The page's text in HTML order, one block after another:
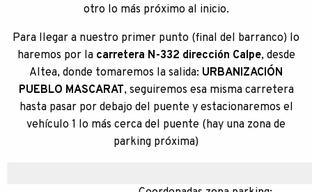
otro lo más próximo al inicio.
Para llegar a nuestro primer punto (final del barranco) lo
haremos por la carretera N-332 dirección Calpe, desde
Altea, donde tomaremos la salida: URBANIZACIÓN
PUEBLO MASCARAT, seguiremos esa misma carretera
hasta pasar por debajo del puente y estacionaremos el
vehículo 1 lo más cerca del puente (hay una zona de
parking próxima)